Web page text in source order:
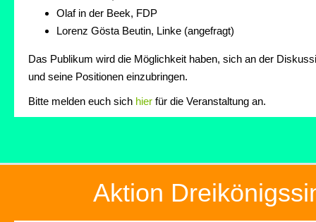
Olaf in der Beek, FDP
Lorenz Gösta Beutin, Linke (angefragt)
Das Publikum wird die Möglichkeit haben, sich an der
und seine Positionen einzubringen.
Bitte melden euch sich hier für die Veranstaltung an.
Aktion